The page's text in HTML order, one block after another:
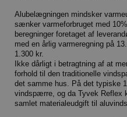
Alubelægningen mindsker
sænker varmeforbruget med
beregninger foretaget af
med en årlig varmeregning på
1.300 kr.
Ikke dårligt i betragtning af at
forhold til den traditionelle
det samme hus. På det typiske
vindspærre, og da Tyvek Reflex
samlet materialeudgift til